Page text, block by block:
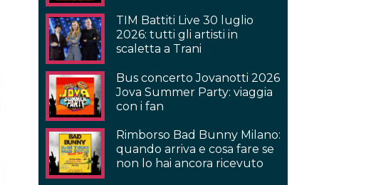
TIM Battiti Live 30 luglio
2026: tutti gli artisti in
scaletta a Trani
Bus concerto Jovanotti 2026
Jova Summer Party: viaggia
con i fan
Rimborso Bad Bunny Milano:
quando arriva e cosa fare se
non lo hai ancora ricevuto